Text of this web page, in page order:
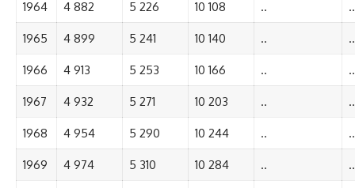
1964 4 882 5 226 10 108 .. ..
1965 4 899 5 241 10 140 .. ..
1966 4 913 5 253 10 166 .. ..
1967 4 932 5 271 10 203 .. ..
1968 4 954 5 290 10 244 .. ..
1969 4 974 5 310 10 284 .. ..